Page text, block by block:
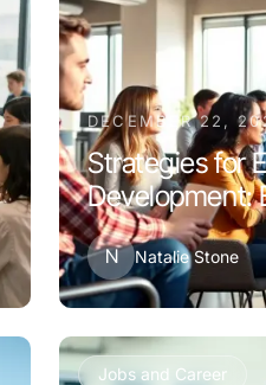
DECEMBER 22,
Strategies for
Development:
N Natalie Stone
Jobs and Career